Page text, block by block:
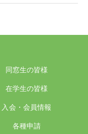
同窓生の皆様
在学生の皆様
入会・会員情報
各種申請